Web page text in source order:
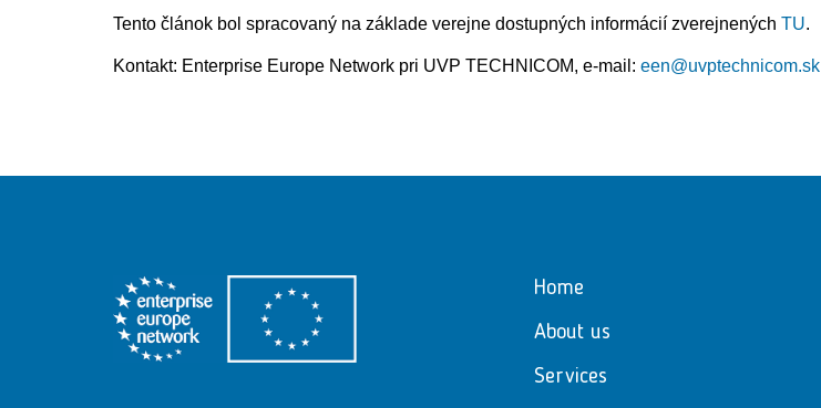
Tento článok bol spracovaný na základe verejne dostupných informácií zverejnených TU.
Kontakt: Enterprise Europe Network pri UVP TECHNICOM, e-mail: een@uvptechnicom.sk
Home
About us
Services